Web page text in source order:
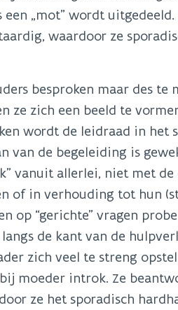
„mot” wordt
waardoor ze
besproken maar des te
ze zich een beeld te
wordt de leidraad in het
van de begeleiding is
vanuit allerlei, niet met de
of in verhouding tot hun
op “gerichte” vragen
de kant van de
zich veel te streng
moeder introk. Ze
ze het sporadisch